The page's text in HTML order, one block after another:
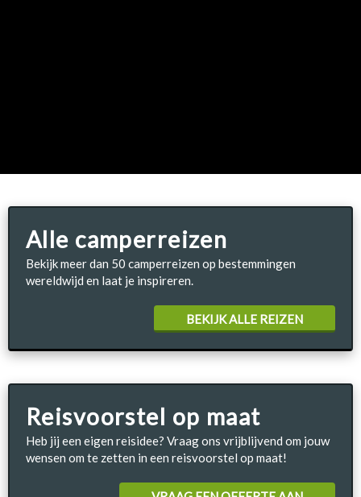
Alle camperreizen
Bekijk meer dan 50 camperreizen op bestemmingen
wereldwijd en laat je inspireren.
BEKIJK ALLE REIZEN
Reisvoorstel op maat
Heb jij een eigen reisidee? Vraag ons vrijblijvend om jouw
wensen om te zetten in een reisvoorstel op maat!